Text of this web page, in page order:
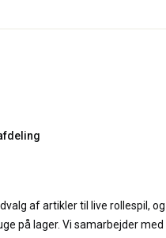
af artikler til live rollespil,
på lager. Vi samarbejder med